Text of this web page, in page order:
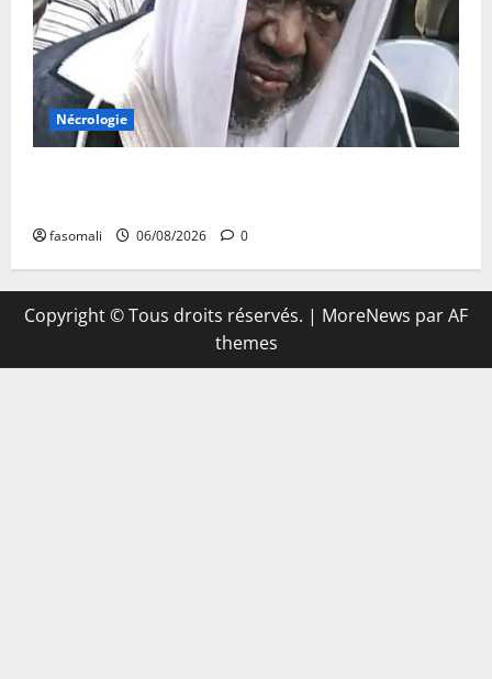
Nécrologie
fasomali 06/08/2026 0
Copyright © Tous droits réservés. | MoreNews par AF
themes